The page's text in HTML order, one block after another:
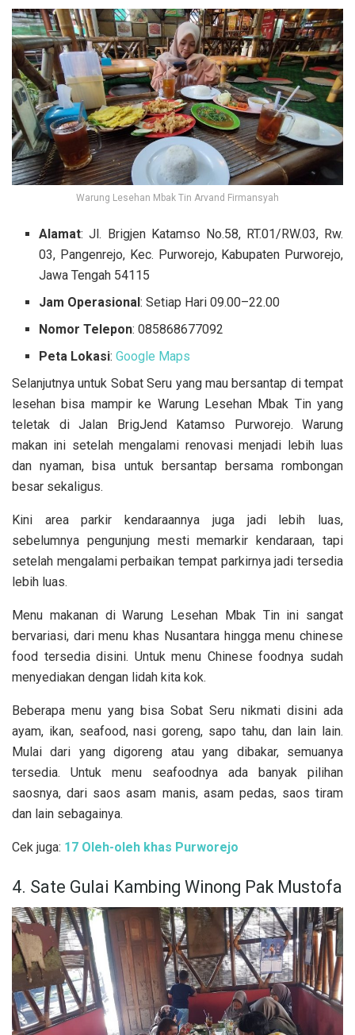
Warung Lesehan Mbak Tin Arvand Firmansyah
Alamat: Jl. Brigjen Katamso No.58, RT.01/RW.03, Rw.
03, Pangenrejo, Kec. Purworejo, Kabupaten Purworejo,
Jawa Tengah 54115
Jam Operasional: Setiap Hari 09.00–22.00
Nomor Telepon: 085868677092
Peta Lokasi:Google Maps
Selanjutnya untuk Sobat Seru yang mau bersantap di tempat
lesehan bisa mampir ke Warung Lesehan Mbak Tin yang
teletak di Jalan BrigJend Katamso Purworejo. Warung
makan ini setelah mengalami renovasi menjadi lebih luas
dan nyaman, bisa untuk bersantap bersama rombongan
besar sekaligus.
Kini area parkir kendaraannya juga jadi lebih luas,
sebelumnya pengunjung mesti memarkir kendaraan, tapi
setelah mengalami perbaikan tempat parkirnya jadi tersedia
lebih luas.
Menu makanan di Warung Lesehan Mbak Tin ini sangat
bervariasi, dari menu khas Nusantara hingga menu chinese
food tersedia disini. Untuk menu Chinese foodnya sudah
menyediakan dengan lidah kita kok.
Beberapa menu yang bisa Sobat Seru nikmati disini ada
ayam, ikan, seafood, nasi goreng, sapo tahu, dan lain lain.
Mulai dari yang digoreng atau yang dibakar, semuanya
tersedia. Untuk menu seafoodnya ada banyak pilihan
saosnya, dari saos asam manis, asam pedas, saos tiram
dan lain sebagainya.
Cek juga: 17 Oleh-oleh khas Purworejo
4. Sate Gulai Kambing Winong Pak Mustofa